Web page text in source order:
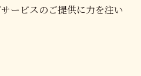
ービスのご提供に力を注い